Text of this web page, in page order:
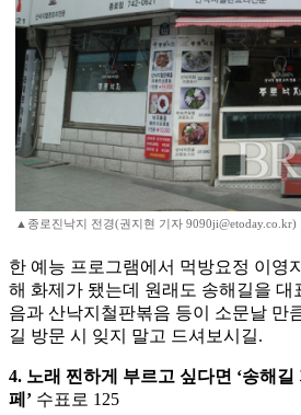
▲종로진낙지 전경(권지현 기자 9090ji@etoday.co.kr)
한 예능 프로그램에서 먹방요정 이영
해 화제가 됐는데 원래도 송해길을 대
음과 산낙지철판볶음 등이 소문날 만
길 방문 시 잊지 말고 드셔보시길.
4. 노래 찐하게 부르고 싶다면 ‘송해
페’ 수표로 125